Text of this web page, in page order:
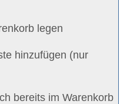
legen
hinzufügen (nur
bereits im Warenkorb